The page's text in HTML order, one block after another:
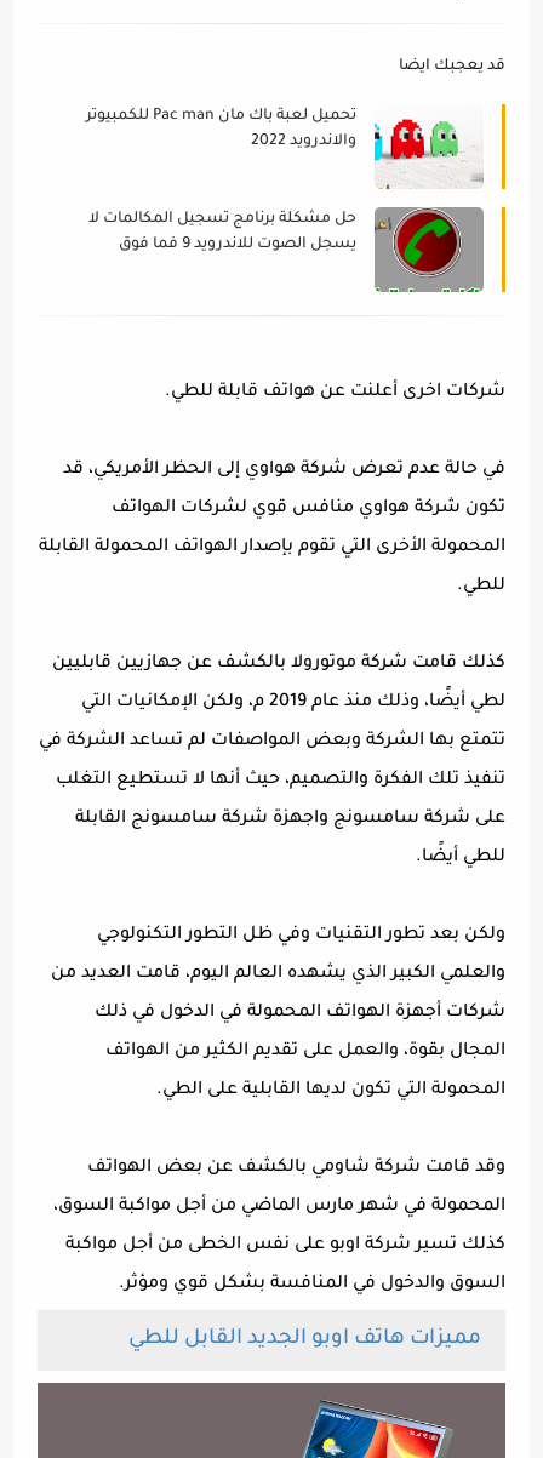
قد يعجبك ايضا
تحميل لعبة باك مان Pac man للكمبيوتر
والاندرويد 2022
حل مشكلة برنامج تسجيل المكالمات لا
يسجل الصوت للاندرويد 9 فما فوق
شركات اخرى أعلنت عن هواتف قابلة للطي.
في حالة عدم تعرض شركة هواوي إلى الحظر الأمريكي، قد
تكون شركة هواوي منافس قوي لشركات الهواتف
المحمولة الأخرى التي تقوم بإصدار الهواتف المحمولة القابلة
للطي.
كذلك قامت شركة موتورولا بالكشف عن جهازيين قابليين
لطي أيضًا، وذلك منذ عام 2019 م، ولكن الإمكانيات التي
تتمتع بها الشركة وبعض المواصفات لم تساعد الشركة في
تنفيذ تلك الفكرة والتصميم، حيث أنها لا تستطيع التغلب
على شركة سامسونج واجهزة شركة سامسونج القابلة
للطي أيضًا.
ولكن بعد تطور التقنيات وفي ظل التطور التكنولوجي
والعلمي الكبير الذي يشهده العالم اليوم، قامت العديد من
شركات أجهزة الهواتف المحمولة في الدخول في ذلك
المجال بقوة، والعمل على تقديم الكثير من الهواتف
المحمولة التي تكون لديها القابلية على الطي.
وقد قامت شركة شاومي بالكشف عن بعض الهواتف
المحمولة في شهر مارس الماضي من أجل مواكبة السوق،
كذلك تسير شركة اوبو على نفس الخطى من أجل مواكبة
السوق والدخول في المنافسة بشكل قوي ومؤثر.
مميزات هاتف اوبو الجديد القابل للطي